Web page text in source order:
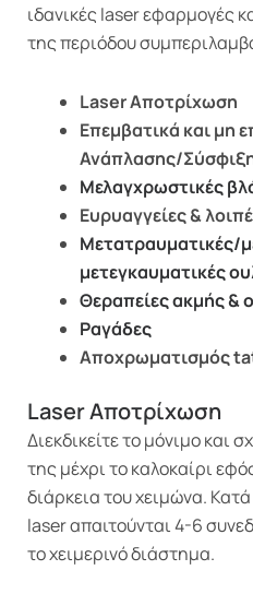
ιδανικές laser εφαρμογές
της περιόδου
Laser Αποτρίχωση
Επεμβατικά και μη
Ανάπλασης/
Μελαγχρωστικές
Ευρυαγγείες &
Μετατραυματικές/
μετεγκαυματικές
Θεραπείες ακμής &
Ραγάδες
Αποχρωματισμός
Laser Αποτρίχωση
Διεκδικείτε το μόνιμο και
της μέχρι το καλοκαίρι
διάρκεια του χειμώνα.
laser απαιτούνται 4-6
το χειμερινό διάστημα.